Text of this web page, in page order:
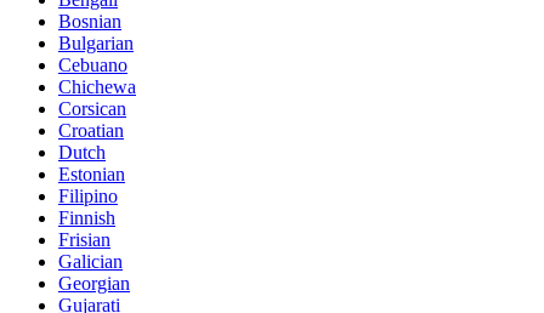
Bosnian
Bulgarian
Cebuano
Chichewa
Corsican
Croatian
Dutch
Estonian
Filipino
Finnish
Frisian
Galician
Georgian
Gujarati